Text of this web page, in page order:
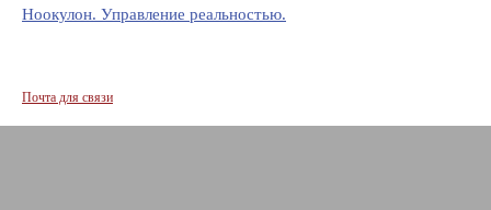
Ноокулон. Управление реальностью.
Почта для связи